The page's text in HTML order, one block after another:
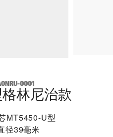
0001
林尼治款
MT5450-U型
径39毫米